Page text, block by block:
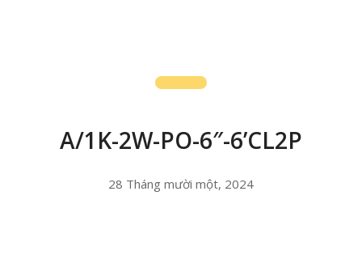
A/1K-2W-PO-6″-6’CL2P
28 Tháng mười một, 2024